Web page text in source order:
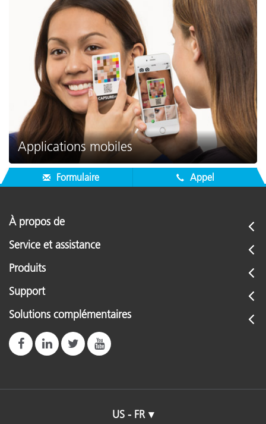
Applications mobiles
Formulaire Appel
À propos de
Service et assistance
Produits
Support
Solutions complémentaires
US - FR